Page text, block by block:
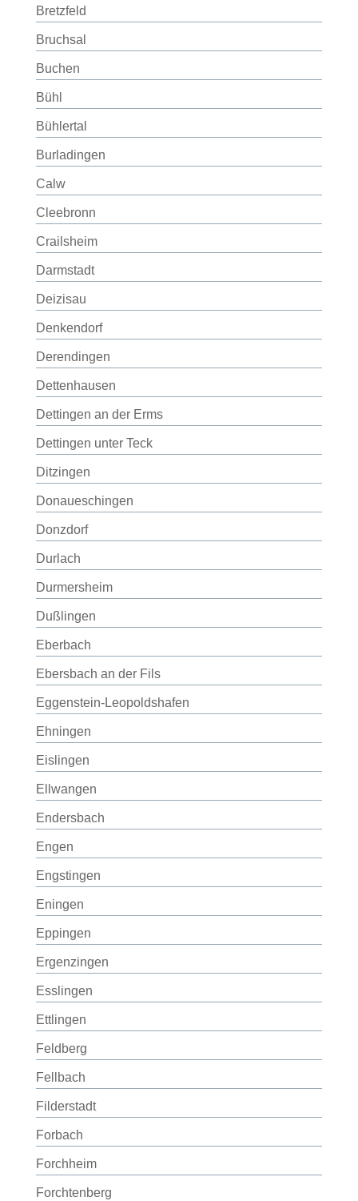
Bretzfeld
Bruchsal
Buchen
Bühl
Bühlertal
Burladingen
Calw
Cleebronn
Crailsheim
Darmstadt
Deizisau
Denkendorf
Derendingen
Dettenhausen
Dettingen an der Erms
Dettingen unter Teck
Ditzingen
Donaueschingen
Donzdorf
Durlach
Durmersheim
Dußlingen
Eberbach
Ebersbach an der Fils
Eggenstein-Leopoldshafen
Ehningen
Eislingen
Ellwangen
Endersbach
Engen
Engstingen
Eningen
Eppingen
Ergenzingen
Esslingen
Ettlingen
Feldberg
Fellbach
Filderstadt
Forbach
Forchheim
Forchtenberg